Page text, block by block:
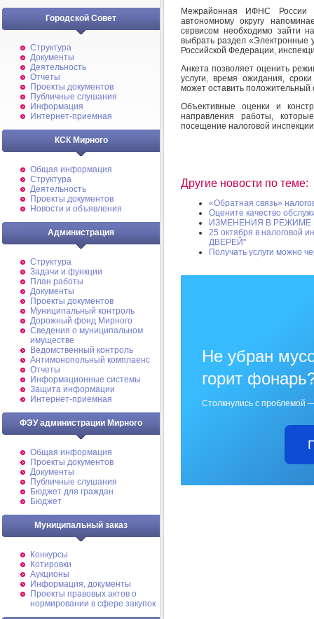
Городской Совет
Структура
Документы
Деятельность
Отчеты
Проекты документов
Публичные слушания
Информация
Интернет-приемная
КСК Мирного
Общая информация
Структура
Деятельность
Проекты документов
Новости и объявления
Администрация
Структура
Задачи и функции
План работы
Документы
Проекты документов
Муниципальный контроль
Дорожный фонд Мирного
Cведения о муниципальном
имуществе
Ведомственный контроль
Антимонопольный комплаенс
Отчеты
Информационные системы
Защита информации
Интернет-приемная
ФЭУ администрации Мирного
Общая информация
Проекты документов
Документы
Публичные слушания
Бюджет для граждан
Бюджет
Муниципальный заказ
Конкурсы
Котировки
Аукционы
Информация, документы
Проекты правовых актов о
нормировании в сфере закупок
Межрайонная ИФНС России
автономному округу
сервисом необходимо зайти
выбрать раздел «Электронные
Российской Федерации,
Анкета позволяет оценить
услуги, время ожидания,
может оставить
Объективные оценки и
направления работы,
посещение налоговой
Другие новости по теме:
«Обратная связь»
Оцените качество
ИЗМЕНЕНИЯ В РЕЖИМЕ
25 октября в налоговой
ДВЕРЕЙ"
Получать услуги можно
Не убран
горит
Столкнулись с проблемой